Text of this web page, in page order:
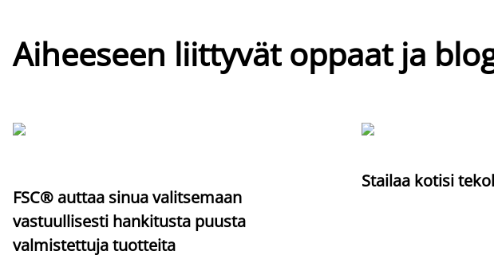
Aiheeseen liittyvät oppaat ja
FSC® auttaa sinua valitsemaan
vastuullisesti hankitusta puusta
valmistettuja tuotteita
Stailaa kotisi